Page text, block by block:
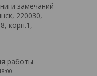
замечаний
220030,
корп.1,
работы